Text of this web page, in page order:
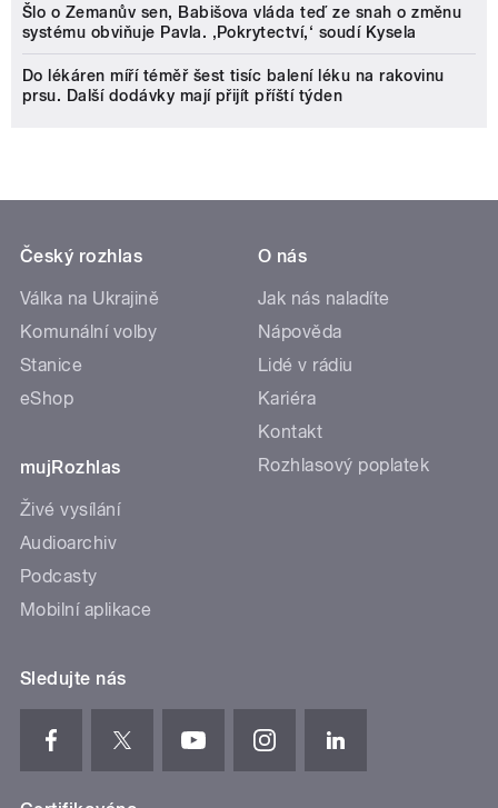
Šlo o Zemanův sen, Babišova vláda teď ze snah o změnu
systému obviňuje Pavla. ‚Pokrytectví,‘ soudí Kysela
Do lékáren míří téměř šest tisíc balení léku na rakovinu
prsu. Další dodávky mají přijít příští týden
Český rozhlas
Válka na Ukrajině
Komunální volby
Stanice
eShop
mujRozhlas
Živé vysílání
Audioarchiv
Podcasty
Mobilní aplikace
O nás
Jak nás naladíte
Nápověda
Lidé v rádiu
Kariéra
Kontakt
Rozhlasový poplatek
Sledujte nás